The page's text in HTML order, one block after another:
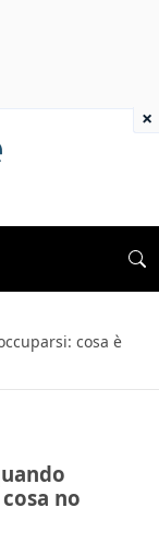
cosa è
no
×